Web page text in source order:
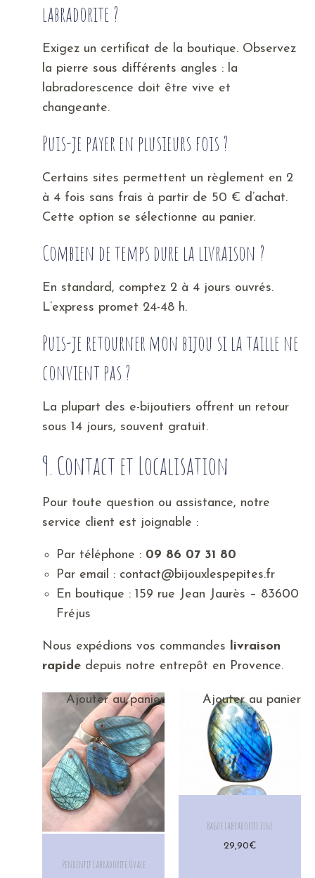
labradorite ?
Exigez un certificat de la boutique. Observez
la pierre sous différents angles : la
labradorescence doit être vive et
changeante.
Puis-je payer en plusieurs fois ?
Certains sites permettent un règlement en 2
à 4 fois sans frais à partir de 50 € d’achat.
Cette option se sélectionne au panier.
Combien de temps dure la livraison ?
En standard, comptez 2 à 4 jours ouvrés.
L’express promet 24-48 h.
Puis-je retourner mon bijou si la taille ne
convient pas ?
La plupart des e-bijoutiers offrent un retour
sous 14 jours, souvent gratuit.
9. Contact et Localisation
Pour toute question ou assistance, notre
service client est joignable :
Par téléphone : 09 86 07 31 80
Par email : contact@bijouxlespepites.fr
En boutique : 159 rue Jean Jaurès – 83600
Fréjus
Nous expédions vos commandes livraison
rapide depuis notre entrepôt en Provence.
Ajouter au panier
Pendentif Labradorite Ovale
Ajouter au panier
Bague Labradorite Fine
29,90€